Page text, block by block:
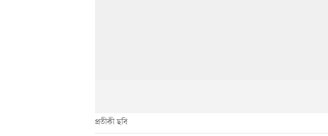
প্রতীকী ছবি